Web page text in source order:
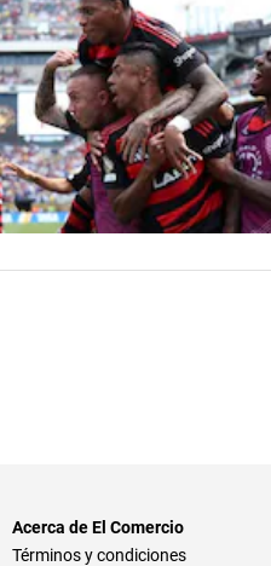
Acerca de El Comercio
Términos y condiciones